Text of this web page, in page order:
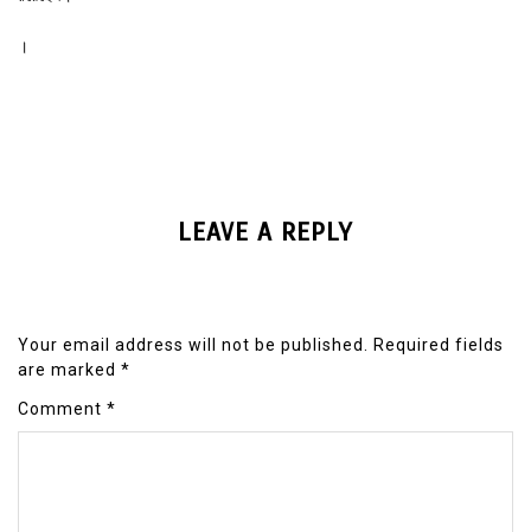
।
LEAVE A REPLY
Your email address will not be published.
Required fields
are marked *
Comment *